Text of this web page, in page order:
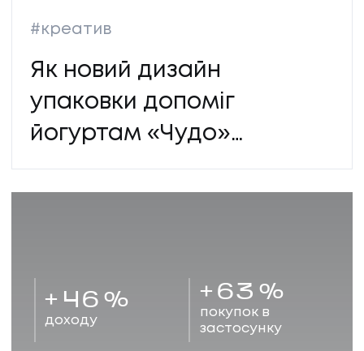
#креатив
Як новий дизайн
упаковки допоміг
йогуртам «Чудо»
виділитися на полиці
+ 46 %
доходу
+ 63 %
покупок в
застосунку